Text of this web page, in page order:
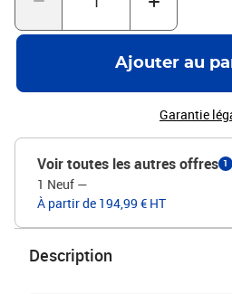
Ajouter au
Garantie
Voir toutes les autres offres 1
1 Neuf —
À partir de 194,99 € HT
Description